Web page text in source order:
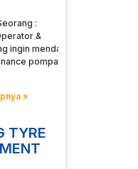
:
&
ingin mendalami
pompa
»
TYRE